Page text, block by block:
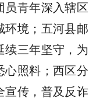
员青年深入辖区
环境；五河县邮
续三年坚守，为
心照料；西区分
宣传，普及反诈